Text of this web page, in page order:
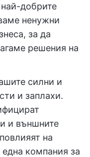
добрите
ненужни
за да
решения на
силни и
и заплахи.
и външните
на
компания за